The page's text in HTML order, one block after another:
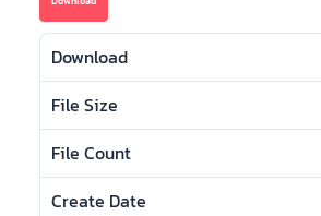
Download
File Size
File Count
Create Date